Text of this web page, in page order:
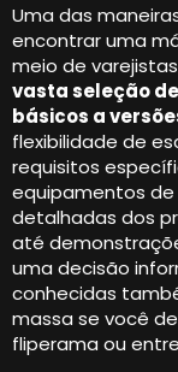
Uma das
encontrar uma
meio de
vasta seleção
básicos a
flexibilidade de
requisitos
equipamentos
detalhadas dos
até
uma decisão
conhecidas
massa se você
fliperama ou